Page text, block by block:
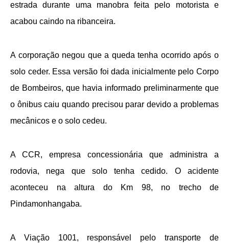
estrada durante uma manobra feita pelo motorista e
acabou caindo na ribanceira.
A corporação negou que a queda tenha ocorrido após o
solo ceder. Essa versão foi dada inicialmente pelo Corpo
de Bombeiros, que havia informado preliminarmente que
o ônibus caiu quando precisou parar devido a problemas
mecânicos e o solo cedeu.
A CCR, empresa concessionária que administra a
rodovia, nega que solo tenha cedido. O acidente
aconteceu na altura do Km 98, no trecho de
Pindamonhangaba.
A Viação 1001, responsável pelo transporte de